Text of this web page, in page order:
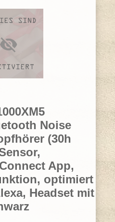
Noise
(30h
App,
optimiert
Headset mit